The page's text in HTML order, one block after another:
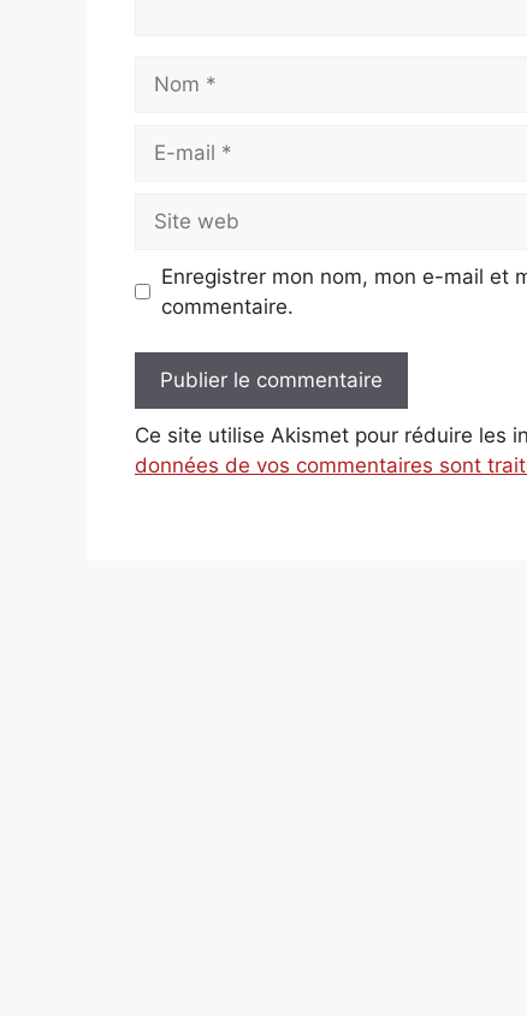
mail
web
Enregistrer mon nom, mon e-mail et
commentaire.
Ce site utilise Akismet pour réduire les
données de vos commentaires sont